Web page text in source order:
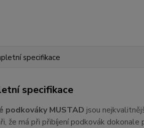
specifikace
specifikace
podkováky MUSTAD jsou
že má při přibíjení podkovák